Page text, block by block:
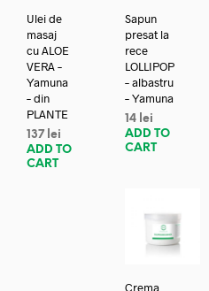
Ulei de
masaj
cu ALOE
VERA –
Yamuna
– din
PLANTE
137 lei
ADD TO
CART
Sapun
presat la
rece
LOLLIPOP
– albastru
– Yamuna
14 lei
ADD TO
CART
Crema